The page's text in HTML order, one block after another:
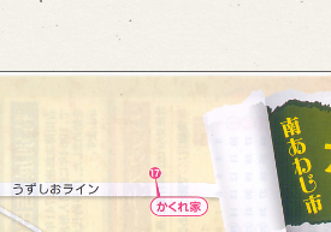
道の駅うずしお
うずの丘大鳴門橋記